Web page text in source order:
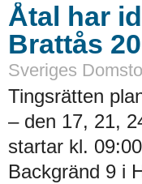
Åtal har
Brattås
Sveriges
Tingsrätten
– den 17, 21,
startar kl.
Backgränd 9 i